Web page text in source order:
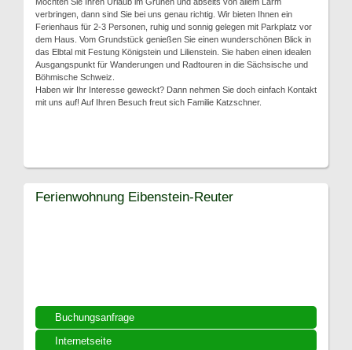
verbringen, dann sind Sie bei uns genau richtig. Wir bieten Ihnen ein
Ferienhaus für 2-3 Personen, ruhig und sonnig gelegen mit Parkplatz vor
dem Haus. Vom Grundstück genießen Sie einen wunderschönen Blick in
das Elbtal mit Festung Königstein und Lilienstein. Sie haben einen idealen
Ausgangspunkt für Wanderungen und Radtouren in die Sächsische und
Böhmische Schweiz.
Haben wir Ihr Interesse geweckt? Dann nehmen Sie doch einfach Kontakt
mit uns auf! Auf Ihren Besuch freut sich Familie Katzschner.
Buchungsanfrage
Internetseite
Ferienwohnung Eibenstein-Reuter